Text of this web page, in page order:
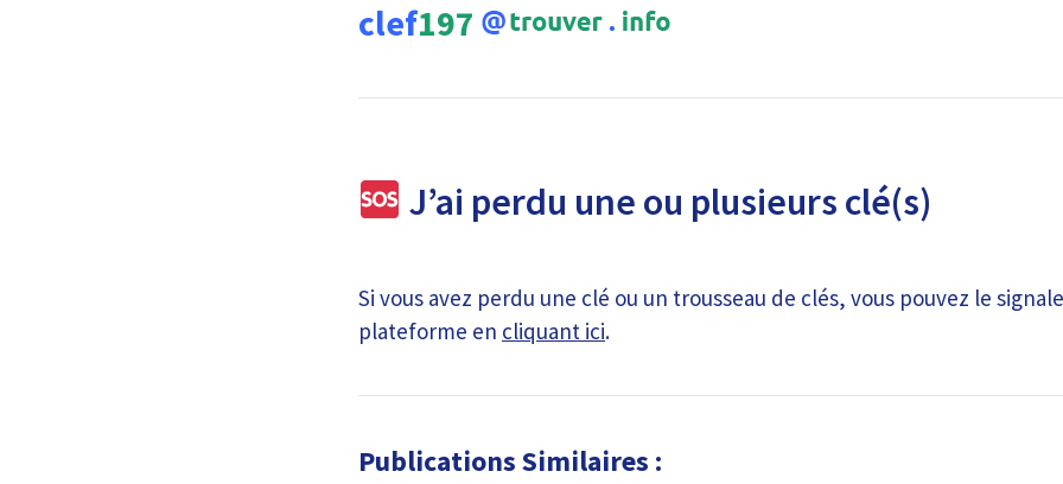
clef197
J’ai perdu une ou plusieurs clé(s)
Si vous avez perdu une clé ou un trousseau de clés, vous pouvez le
plateforme en cliquant ici.
Publications Similaires :